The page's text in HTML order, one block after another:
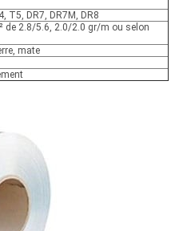
T5, DR7, DR7M, DR8
de 2.8/5.6, 2.0/2.0 gr/m ou selon
mate